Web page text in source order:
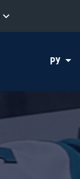
РУ